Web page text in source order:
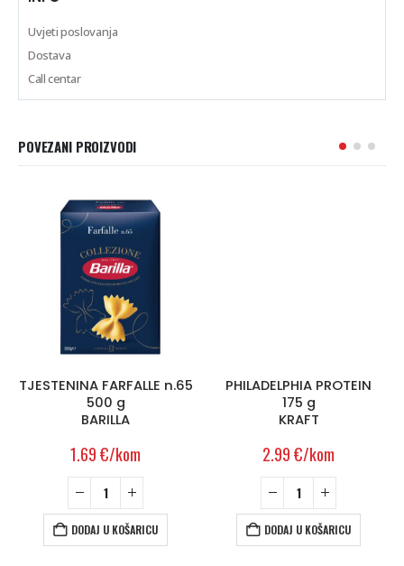
Uvjeti poslovanja
Dostava
Call centar
POVEZANI PROIZVODI
TJESTENINA FARFALLE n.65
500 g
BARILLA
1.69€/kom
DODAJ U KOŠARICU
PHILADELPHIA PROTEIN
175 g
KRAFT
2.99€/kom
DODAJ U KOŠARICU